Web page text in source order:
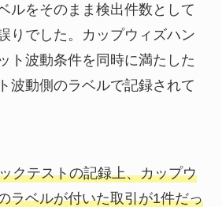
ルをそのまま検出件数として
りでした。カップウィズハン
ト波動条件を同時に満たした
波動側のラベルで記録されて
クテストの記録上、カップウ
ラベルが付いた取引が1件だっ